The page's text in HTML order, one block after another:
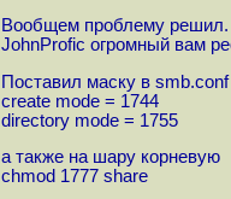
Вообщем проблему решил.
JohnProfic огромный вам
Поставил маску в smb.conf
create mode = 1744
directory mode = 1755
а также на шару корневую
chmod 1777 share